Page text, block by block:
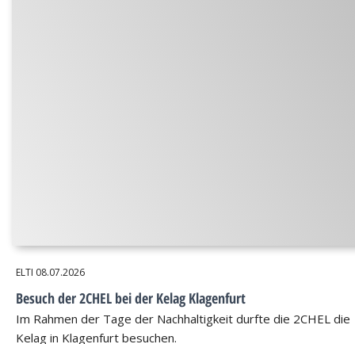
ELTI 08.07.2026
Besuch der 2CHEL bei der Kelag Klagenfurt
Im Rahmen der Tage der Nachhaltigkeit durfte die 2CHEL die
Kelag in Klagenfurt besuchen.